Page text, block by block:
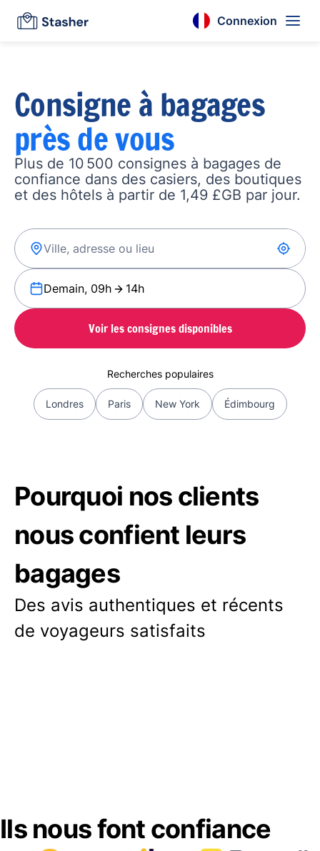
Connexion
Consigne à bagages
près de vous
Plus de 10 500 consignes à bagages de
confiance dans des casiers, des boutiques
et des hôtels à partir de 1,49 £GB par jour.
Demain, 09h 14h
Voir les consignes disponibles
Recherches populaires
Londres Paris New York Édimbourg
Pourquoi nos clients
nous confient leurs
bagages
Des avis authentiques et récents
de voyageurs satisfaits
Ils nous font confiance